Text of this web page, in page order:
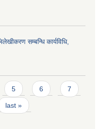
सम्बन्धि कार्यविधि,
5 6 7
last »